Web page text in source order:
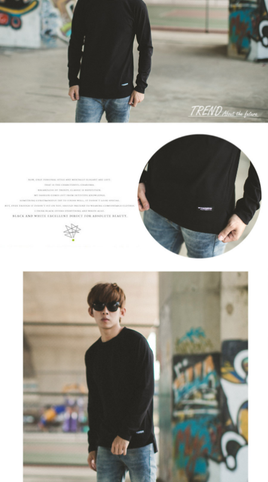
ATM／網路銀行／等多元方式進行付款，方視為交易完成。
※ 請注意：結帳手續完成當下不需立刻繳費，但若您需要取消訂單，請聯絡
購買商品的店家。未經商家同意取消之訂單仍視為有效，需透過AFTEE先享
後付繳納相關費用。
※ 交易是否成功請以「AFTEE先享後付 」之結帳頁面顯示為準，若有關於
是否繳費成功／繳費後需取消欲退款等相關疑問，請聯繫「AFTEE先享後付
https://netprotections.freshdesk.com/support/home
１．透過由恩沛科技股份有限公司提供之「AFTEE先享後付」服務完成之交
易，需依本服務之必要範圍內提供個人資料，並將交易相關給付款項請求債
權轉讓予恩沛科技股份有限公司。
３．未成年的使用者請事先徵得法定代理人或監護人之同意方可使用
「AFTEE先享後付」，若未經同意申辦者引起之損失，本公司不負相關責
任。
４．使用「AFTEE先享後付」時，將依據個別帳號之用戶狀況，依本公司即
時審查核予不同之上限額度；若仍有額度不足之情形，本公司將視審查結果
請求用戶進行身份認證。
５．嚴禁一人註冊多個帳號或使用他人資訊註冊。若發現惡意使用之情形，
恩沛科技股份有限公司將有權停止該用戶之使用額度並採取法律行動。
7-11付款取貨
每筆NT$80，滿NT$1,800(含以上)免運費
先付款後7-11取貨
每筆NT$80，滿NT$1,800(含以上)免運費
每筆NT$120，滿NT$3,000(含以上)免運費